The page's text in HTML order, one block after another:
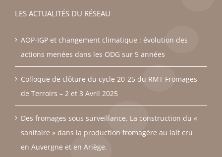
LES ACTUALITÉS DU RÉSEAU
AOP-IGP et changement climatique : évolution des
actions menées dans les ODG sur 5 années
Colloque de clôture du cycle 20-25 du RMT Fromages
de Terroirs – 2 et 3 Avril 2025
Des fromages sous surveillance. La construction du «
sanitaire » dans la production fromagère au lait cru
en Auvergne et en Ariège.